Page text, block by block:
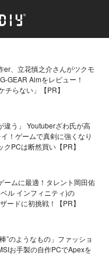
er、立花慎之介さんがツクモ
GEAR Aimをレビュー！
チらない」【PR】
違う」 Youtuberざわ氏が高
！ゲームで真剣に強くなり
PCは断然買い【PR】
ームに最適！タレント岡田佑
ル インフィニティ)の
ードに初挑戦！【PR】
”のようなもの」ファッショ
お手製の自作PCでApexを